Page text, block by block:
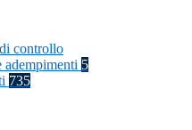
controllo
5
735